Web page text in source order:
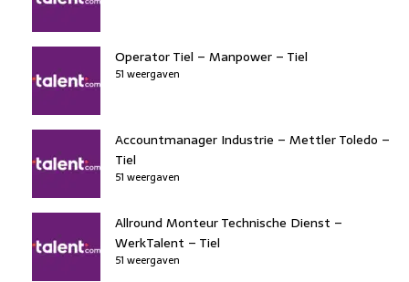
Operator Tiel – Manpower – Tiel
51 weergaven
Accountmanager Industrie – Mettler Toledo –
Tiel
51 weergaven
Allround Monteur Technische Dienst –
WerkTalent – Tiel
51 weergaven